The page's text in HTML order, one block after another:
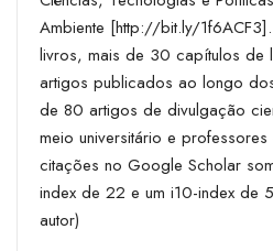
Ambiente [http://bit.ly/1f6ACF3
livros, mais de 30 capítulos de
artigos publicados ao longo
de 80 artigos de divulgação
meio universitário e
citações no Google Scholar
index de 22 e um i10-index de
autor)